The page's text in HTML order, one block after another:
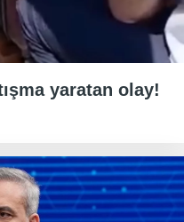
yaratan olay!